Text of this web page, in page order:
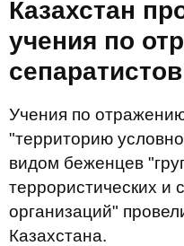
Казахстан
учения по
сепаратистов
Учения по
"территорию
видом беженцев
террористических и
организаций"
Казахстана.